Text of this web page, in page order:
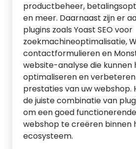
productbeheer,
en meer. Daarnaast zijn er
plugins zoals Yoast SEO voor
zoekmachineoptimalisatie,
contactformulieren en
website-analyse die kunnen
optimaliseren en
prestaties van uw webshop.
de juiste combinatie van
om een goed
webshop te creëren binnen
ecosysteem.